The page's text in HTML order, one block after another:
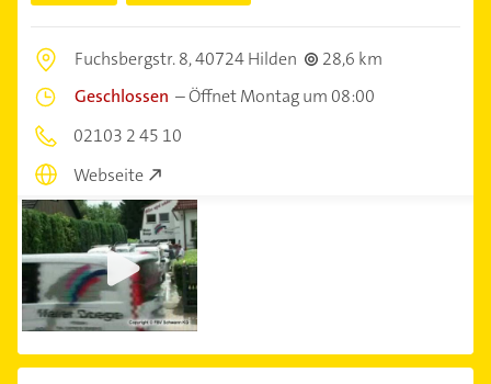
Fuchsbergstr. 8,40724 Hilden
28,6 km
Geschlossen –Öffnet Montag um 08:00
02103 2 45 10
Webseite